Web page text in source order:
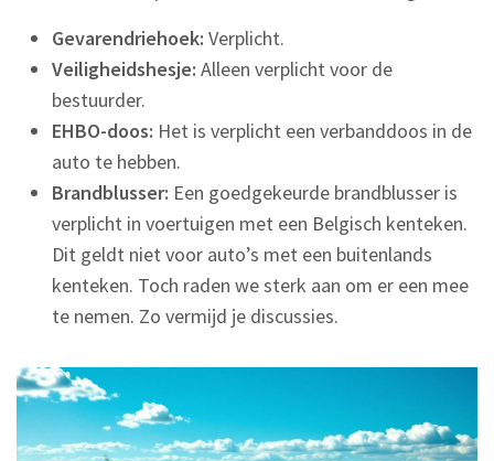
Gevarendriehoek: Verplicht.
Veiligheidshesje: Alleen verplicht voor de
bestuurder.
EHBO-doos: Het is verplicht een verbanddoos in de
auto te hebben.
Brandblusser: Een goedgekeurde brandblusser is
verplicht in voertuigen met een Belgisch kenteken.
Dit geldt niet voor auto’s met een buitenlands
kenteken. Toch raden we sterk aan om er een mee
te nemen. Zo vermijd je discussies.